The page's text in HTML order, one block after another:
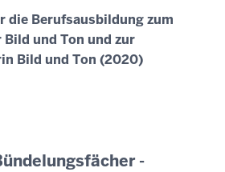
die Berufsausbildung zum
und Ton und zur
Bild und Ton (2020)
-